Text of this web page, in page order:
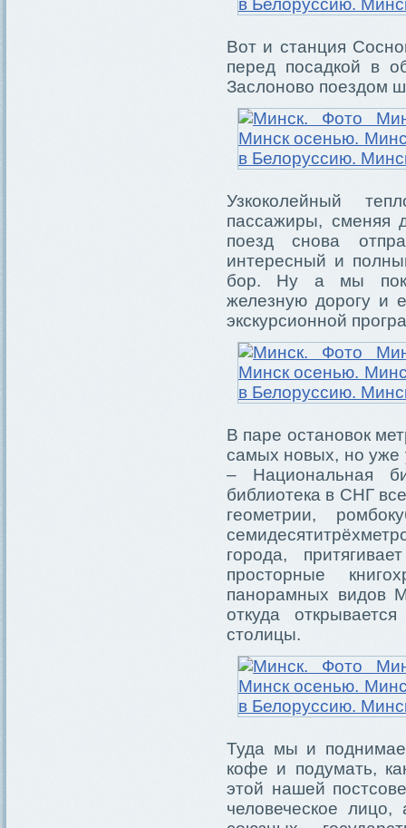
Вот и станция
перед посадкой в
Заслоново поездом
Узкоколейный
пассажиры, сменяя
поезд снова
интересный и
бор. Ну а мы
железную дорогу и
экскурсионной
В паре остановок
самых новых, но уже
– Национальная
библиотека в СНГ
геометрии,
города,
просторные
панорамных видов
откуда
столицы.
Туда мы и
кофе и подумать,
этой нашей
человеческое